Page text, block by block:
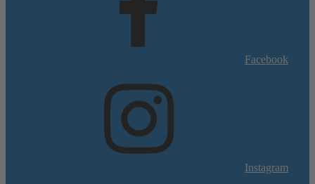
Facebook
Instagram